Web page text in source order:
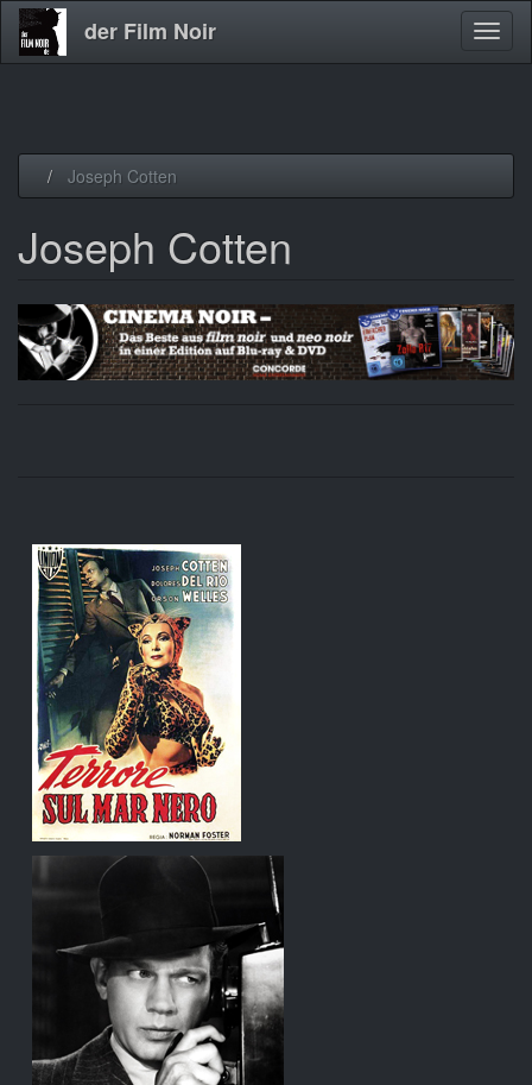
der Film Noir
Joseph Cotten
Joseph Cotten